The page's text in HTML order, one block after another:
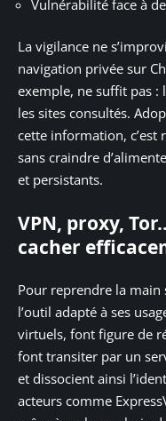
Vulnérabilité face à
La vigilance ne
navigation privée sur
exemple, ne suffit pas :
les sites consultés.
cette information,
sans craindre
et persistants.
VPN, proxy,
cacher
Pour reprendre la
l’outil adapté à ses
virtuels, font figure de
font transiter par un
et dissocient ainsi
acteurs comme